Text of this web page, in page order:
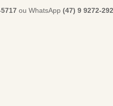
ou WhatsApp (47) 9 9272-